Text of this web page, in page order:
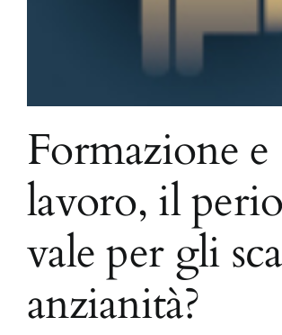
Formazione e
lavoro, il
vale per gli
anzianità?